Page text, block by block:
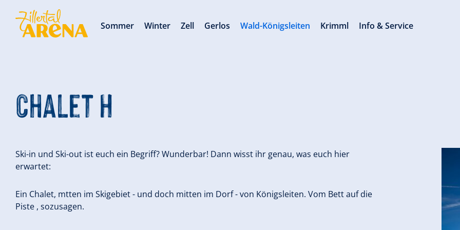
Chalet H
Ski-in und Ski-out ist euch ein Begriff? Wunderbar! Dann wisst ihr genau, was euch hier
erwartet:
Ein Chalet, mtten im Skigebiet - und doch mitten im Dorf - von Königsleiten. Vom Bett auf die
Piste , sozusagen.
Sommer Winter Zell Gerlos Wald-Königsleiten Krimml Info & Service